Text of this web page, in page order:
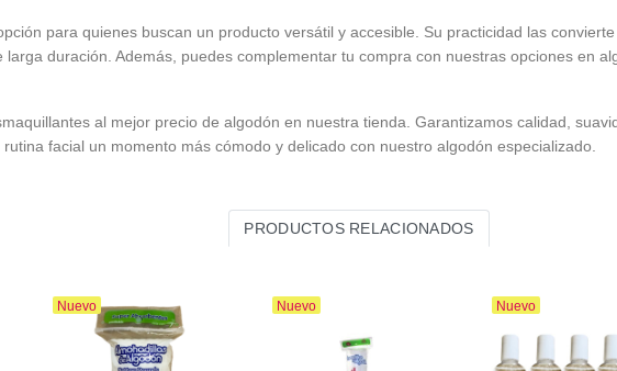
para quienes buscan un producto versátil y accesible. Su practicidad las
duración. Además, puedes complementar tu compra con nuestras opciones en
al mejor precio de algodón en nuestra tienda. Garantizamos calidad,
facial un momento más cómodo y delicado con nuestro algodón especializado.
PRODUCTOS RELACIONADOS
Nuevo Nuevo Nuevo